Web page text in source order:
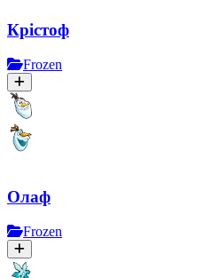
Крістоф
Frozen
Олаф
Frozen